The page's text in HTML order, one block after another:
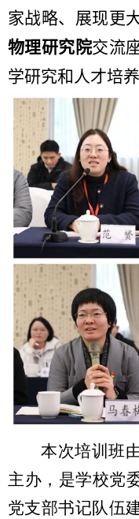
家战略、展现更
物理研究院交流
学研究和人才培
本次培训班
主办，是学校党
党支部书记队伍